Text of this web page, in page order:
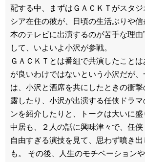
配する中、まずはＧＡＣＫＴがスタ
シア在住の彼が、日頃の生活ぶりや信
本のテレビに出演するのが苦手な理由
して、いよいよ小沢が参戦。
ＧＡＣＫＴとは番組で共演したこと
が良いわけではないという小沢だが、
は、小沢と酒席を共にしたときの衝
露したり、小沢が出演する任侠ドラ
ンを紹介したりと、トークは大いに
中居も、２人の話に興味津々で、任
自由すぎる演技を見て、思わず噴き
も。 その後、人生のモチベーション